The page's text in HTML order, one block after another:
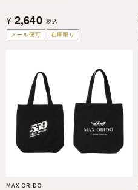
メール便可 在庫限り
¥ 2,640 税込
MAX ORIDO